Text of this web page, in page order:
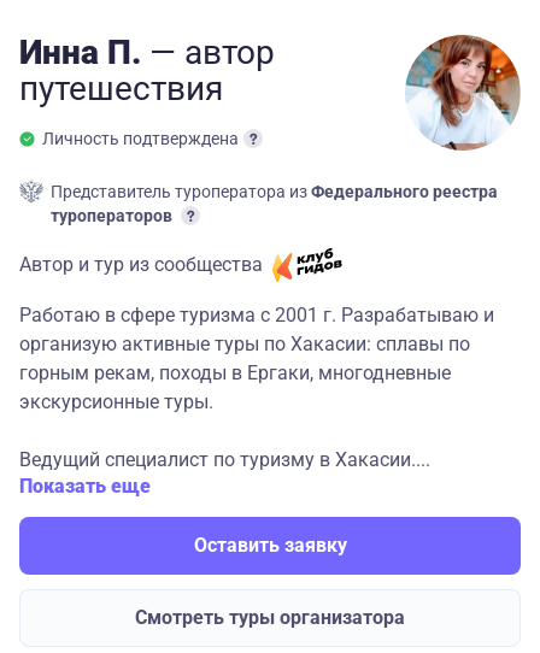
Инна П. — автор
путешествия
Личность подтверждена
Представитель туроператора изФедерального реестра
туроператоров
Автор и тур из сообщества
Работаю в сфере туризма с 2001 г. Разрабатываю и
организую активные туры по Хакасии: сплавы по
горным рекам, походы в Ергаки, многодневные
экскурсионные туры.
Ведущий специалист по туризму в Хакасии....
Показать еще
Оставить заявку
Смотреть туры организатора